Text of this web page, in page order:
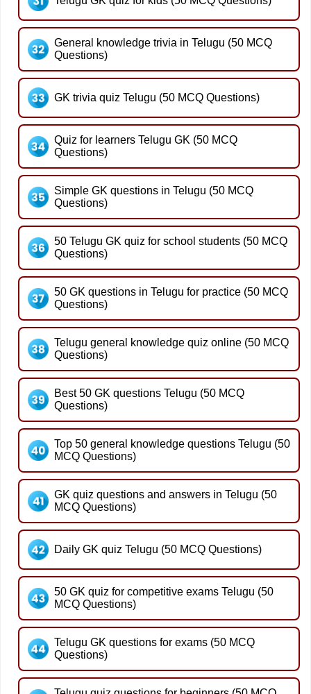
General knowledge trivia in Telugu (50 MCQ
Questions)
GK trivia quiz Telugu (50 MCQ Questions)
Quiz for learners Telugu GK (50 MCQ
Questions)
Simple GK questions in Telugu (50 MCQ
Questions)
50 Telugu GK quiz for school students (50 MCQ
Questions)
50 GK questions in Telugu for practice (50 MCQ
Questions)
Telugu general knowledge quiz online (50 MCQ
Questions)
Best 50 GK questions Telugu (50 MCQ
Questions)
Top 50 general knowledge questions Telugu (50
MCQ Questions)
GK quiz questions and answers in Telugu (50
MCQ Questions)
Daily GK quiz Telugu (50 MCQ Questions)
50 GK quiz for competitive exams Telugu (50
MCQ Questions)
Telugu GK questions for exams (50 MCQ
Questions)